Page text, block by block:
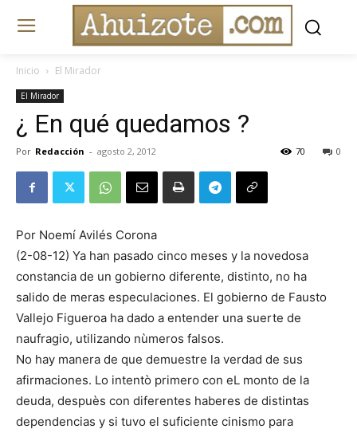
Inicio El Mirador
El Mirador
¿ En qué quedamos ?
Por Redacción - agosto 2, 2012 0
70
Por Noemí Avilés Corona
(2-08-12) Ya han pasado cinco meses y la novedosa
constancia de un gobierno diferente, distinto, no ha
salido de meras especulaciones. El gobierno de Fausto
Vallejo Figueroa ha dado a entender una suerte de
naufragio, utilizando nùmeros falsos.
No hay manera de que demuestre la verdad de sus
afirmaciones. Lo intentò primero con eL monto de la
deuda, despuès con diferentes haberes de distintas
dependencias y si tuvo el suficiente cinismo para